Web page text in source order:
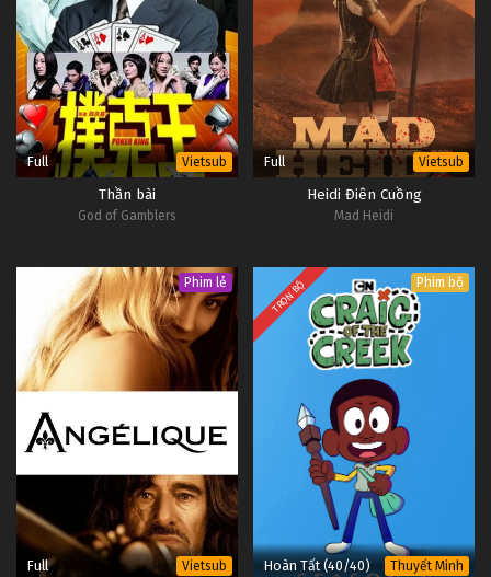
Full Vietsub
Thần bài
God of Gamblers
Full Vietsub
Heidi Điên Cuồng
Mad Heidi
Phim lẻ
Full Vietsub
TRỌN BỘ Phim bộ
Hoàn Tất (40/40) Thuyết Minh